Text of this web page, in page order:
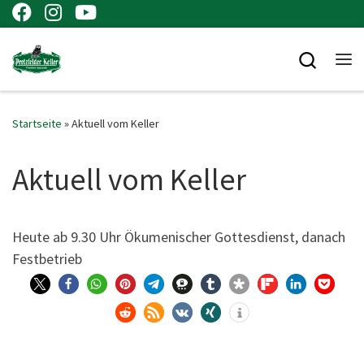
Zum Inhalt springen
Startseite »Aktuell vom Keller
Aktuell vom Keller
Heu­te ab 9.30 Uhr Öku­me­ni­scher Got­tes­dienst, danach
Festbetrieb